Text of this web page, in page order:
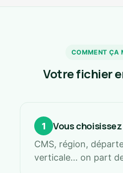
COMMENT ÇA
Votre fichier
1 Vous
CMS, région,
verticale… on part